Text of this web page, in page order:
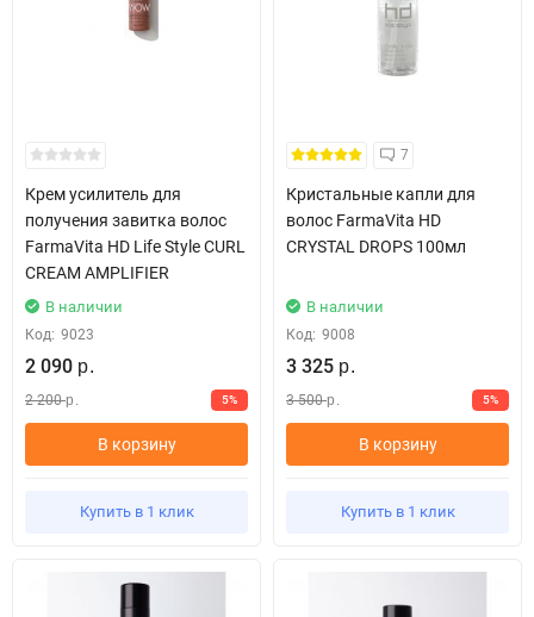
Крем усилитель для
получения завитка волос
FarmaVita HD Life Style CURL
CREAM AMPLIFIER
В наличии
Код: 9023
2 090 р.
2 200 р. 5%
В корзину
Купить в 1 клик
7
Кристальные капли для
волос FarmaVita HD
CRYSTAL DROPS 100мл
В наличии
Код: 9008
3 325 р.
3 500 р. 5%
В корзину
Купить в 1 клик